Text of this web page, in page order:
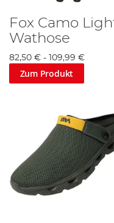
Sehen Sie sich das
Fox Camo
Wathose
82,50 € - 109,99 €
Zum Produkt